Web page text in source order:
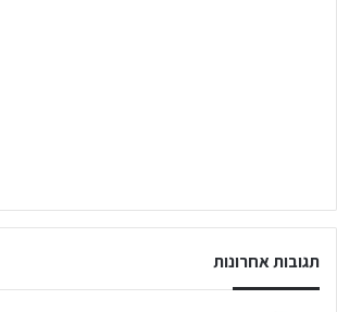
תגובות אחרונות